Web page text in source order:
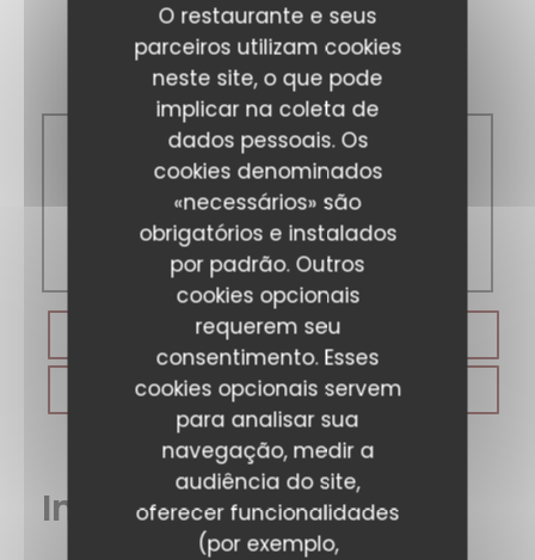
O restaurante e seus
parceiros utilizam cookies
neste site, o que pode
implicar na coleta de
dados pessoais. Os
cookies denominados
«necessários» são
obrigatórios e instalados
por padrão. Outros
cookies opcionais
requerem seu
consentimento. Esses
cookies opcionais servem
para analisar sua
navegação, medir a
audiência do site,
oferecer funcionalidades
(por exemplo,
Horário de abertura
Seg-Dom
12:00 - 13:45
18:45 - 21:00
RESERVAR UMA MESA
VOUCHERS
Informações gerais